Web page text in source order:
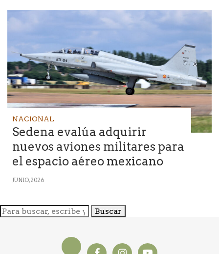
NACIONAL
Sedena evalúa adquirir
nuevos aviones militares para
el espacio aéreo mexicano
JUNIO, 2026
Buscar